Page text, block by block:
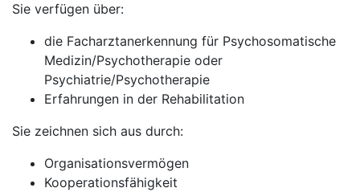
Sie verfügen über:
die Facharztanerkennung für Psychosomatische
Medizin/Psychotherapie oder
Psychiatrie/Psychotherapie
Erfahrungen in der Rehabilitation
Sie zeichnen sich aus durch:
Organisationsvermögen
Kooperationsfähigkeit